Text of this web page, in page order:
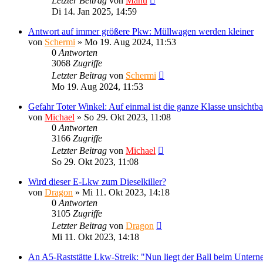
Di 14. Jan 2025, 14:59
Antwort auf immer größere Pkw: Müllwagen werden kleiner
von Schermi » Mo 19. Aug 2024, 11:53
0 Antworten
3068 Zugriffe
Letzter Beitrag von Schermi
Mo 19. Aug 2024, 11:53
Gefahr Toter Winkel: Auf einmal ist die ganze Klasse
von Michael » So 29. Okt 2023, 11:08
0 Antworten
3166 Zugriffe
Letzter Beitrag von Michael
So 29. Okt 2023, 11:08
Wird dieser E-Lkw zum Dieselkiller?
von Dragon » Mi 11. Okt 2023, 14:18
0 Antworten
3105 Zugriffe
Letzter Beitrag von Dragon
Mi 11. Okt 2023, 14:18
An A5-Raststätte Lkw-Streik: "Nun liegt der Ball beim